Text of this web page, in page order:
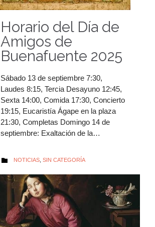
Horario del Día de
Amigos de
Buenafuente 2025
Sábado 13 de septiembre 7:30,
Laudes 8:15, Tercia Desayuno 12:45,
Sexta 14:00, Comida 17:30, Concierto
19:15, Eucaristía Ágape en la plaza
21:30, Completas Domingo 14 de
septiembre: Exaltación de la…
 AUTOR
NOTICIAS SIN CATEGORÍA